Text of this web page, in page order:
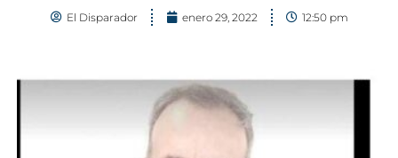
El Disparador enero 29, 2022 12:50 pm